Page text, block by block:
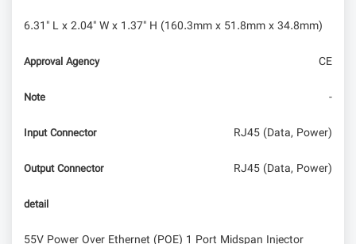
6.31" L x 2.04" W x 1.37" H (160.3mm x 51.8mm x 34.8mm)
Approval Agency CE
Note -
Input Connector RJ45 (Data, Power)
Output Connector RJ45 (Data, Power)
detail